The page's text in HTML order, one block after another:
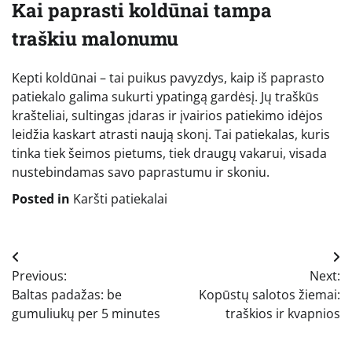
Kai paprasti koldūnai tampa
traškiu malonumu
Kepti koldūnai – tai puikus pavyzdys, kaip iš paprasto
patiekalo galima sukurti ypatingą gardėsį. Jų traškūs
krašteliai, sultingas įdaras ir įvairios patiekimo idėjos
leidžia kaskart atrasti naują skonį. Tai patiekalas, kuris
tinka tiek šeimos pietums, tiek draugų vakarui, visada
nustebindamas savo paprastumu ir skoniu.
Posted in Karšti patiekalai
Navigacija
tarp
įrašų
Previous:
Baltas padažas: be
gumuliukų per 5 minutes
Next:
Kopūstų salotos žiemai:
traškios ir kvapnios